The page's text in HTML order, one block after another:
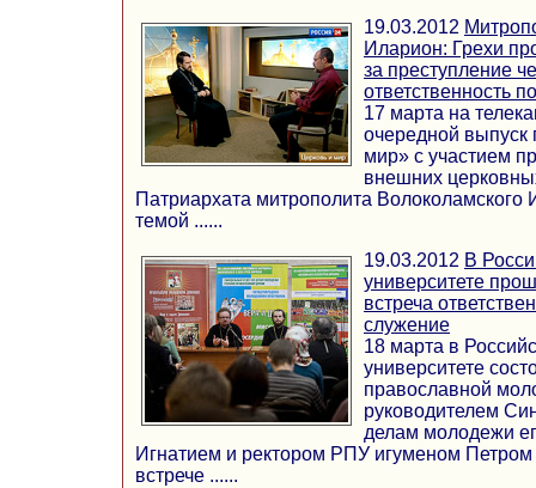
19.03.2012
Иларион: Грехи
за преступление
ответственность
17 марта на
очередной выпуск
мир» с участием
внешних
Патриархата митрополита
темой ......
19.03.2012 В
университете
встреча
служение
18 марта в
университете
православной
руководителем
делам молодежи
Игнатием и ректором РПУ игуменом
встрече ......